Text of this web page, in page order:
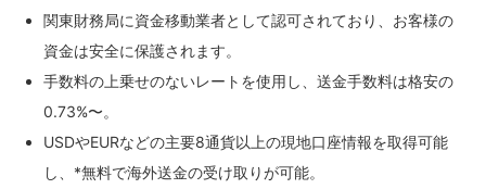
関東財務局に資金移動業者として認可されており、お客様の
資金は安全に保護されます。
手数料の上乗せのないレートを使用し、送金手数料は格安の
0.73%〜。
USDやEURなどの主要8通貨以上の現地口座情報を取得可能
し、*無料で海外送金の受け取りが可能。